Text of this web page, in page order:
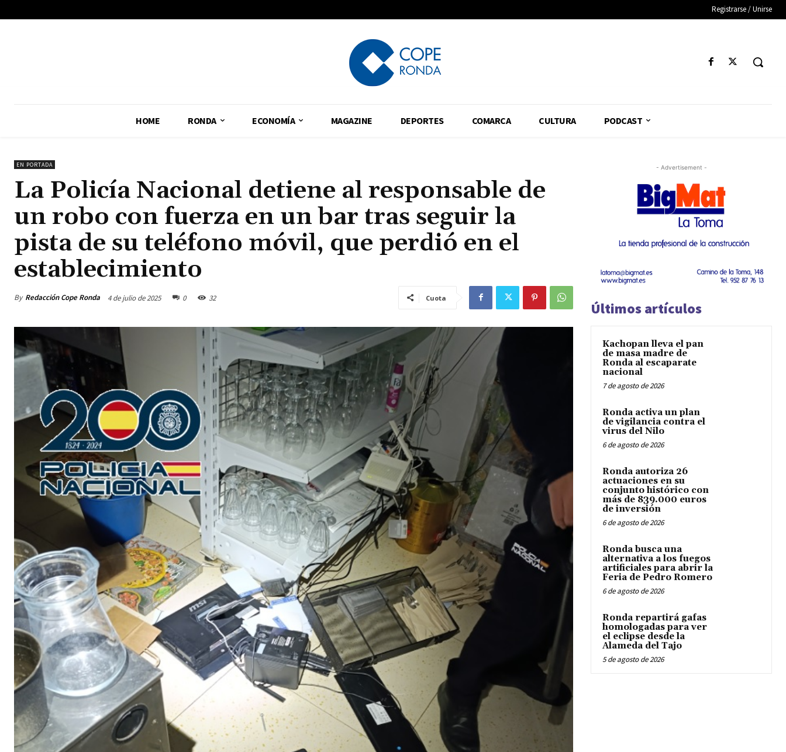
Registrarse / Unirse
HOME RONDA ECONOMÍA MAGAZINE DEPORTES COMARCA CULTURA PODCAST
EN PORTADA
La Policía Nacional detiene al responsable de
un robo con fuerza en un bar tras seguir la
pista de su teléfono móvil, que perdió en el
establecimiento
By Redacción Cope Ronda 4 de julio de 2025 0 32 Cuota
- Advertisement -
Últimos artículos
Kachopan lleva el pan
de masa madre de
Ronda al escaparate
nacional
7 de agosto de 2026
Ronda activa un plan
de vigilancia contra el
virus del Nilo
6 de agosto de 2026
Ronda autoriza 26
actuaciones en su
conjunto histórico con
más de 839.000 euros
de inversión
6 de agosto de 2026
Ronda busca una
alternativa a los fuegos
artificiales para abrir la
Feria de Pedro Romero
6 de agosto de 2026
Ronda repartirá gafas
homologadas para ver
el eclipse desde la
Alameda del Tajo
5 de agosto de 2026